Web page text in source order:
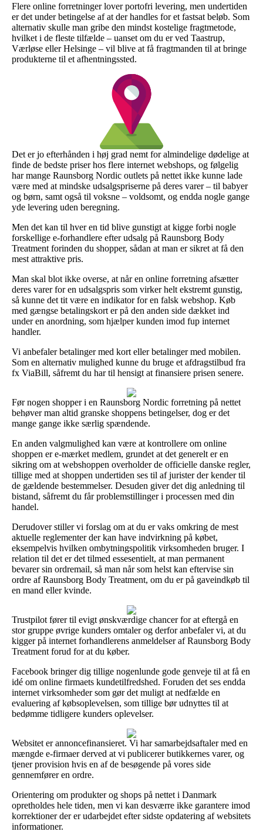
Flere online forretninger lover portofri levering, men undertiden
er det under betingelse af at der handles for et fastsat beløb. Som
alternativ skulle man gribe den mindst kostelige fragtmetode,
hvilket i de fleste tilfælde – uanset om du er ved Taastrup,
Værløse eller Helsinge – vil blive at få fragtmanden til at bringe
produkterne til et afhentningssted.
Det er jo efterhånden i høj grad nemt for almindelige dødelige at
finde de bedste priser hos flere internet webshops, og følgelig
har mange Raunsborg Nordic outlets på nettet ikke kunne lade
være med at mindske udsalgspriserne på deres varer – til babyer
og børn, samt også til voksne – voldsomt, og endda nogle gange
yde levering uden beregning.
Men det kan til hver en tid blive gunstigt at kigge forbi nogle
forskellige e-forhandlere efter udsalg på Raunsborg Body
Treatment forinden du shopper, sådan at man er sikret at få den
mest attraktive pris.
Man skal blot ikke overse, at når en online forretning afsætter
deres varer for en udsalgspris som virker helt ekstremt gunstig,
så kunne det tit være en indikator for en falsk webshop. Køb
med gængse betalingskort er på den anden side dækket ind
under en anordning, som hjælper kunden imod fup internet
handler.
Vi anbefaler betalinger med kort eller betalinger med mobilen.
Som en alternativ mulighed kunne du bruge et afdragstilbud fra
fx ViaBill, såfremt du har til hensigt at finansiere prisen senere.
Før nogen shopper i en Raunsborg Nordic forretning på nettet
behøver man altid granske shoppens betingelser, dog er det
mange gange ikke særlig spændende.
En anden valgmulighed kan være at kontrollere om online
shoppen er e-mærket medlem, grundet at det generelt er en
sikring om at webshoppen overholder de officielle danske regler,
tillige med at shoppen undertiden ses til af jurister der kender til
de gældende bestemmelser. Desuden giver det dig anledning til
bistand, såfremt du får problemstillinger i processen med din
handel.
Derudover stiller vi forslag om at du er vaks omkring de mest
aktuelle reglementer der kan have indvirkning på købet,
eksempelvis hvilken ombytningspolitik virksomheden bruger. I
relation til det er det tilmed essesentielt, at man permanent
bevarer sin ordremail, så man når som helst kan eftervise sin
ordre af Raunsborg Body Treatment, om du er på gaveindkøb til
en mand eller kvinde.
Trustpilot fører til evigt ønskværdige chancer for at eftergå en
stor gruppe øvrige kunders omtaler og derfor anbefaler vi, at du
kigger på internet forhandlerens anmeldelser af Raunsborg Body
Treatment forud for at du køber.
Facebook bringer dig tillige nogenlunde gode genveje til at få en
idé om online firmaets kundetilfredshed. Foruden det ses endda
internet virksomheder som gør det muligt at nedfælde en
evaluering af købsoplevelsen, som tillige bør udnyttes til at
bedømme tidligere kunders oplevelser.
Websitet er annoncefinansieret. Vi har samarbejdsaftaler med en
mængde e-firmaer derved at vi publicerer butikkernes varer, og
tjener provision hvis en af de besøgende på vores side
gennemfører en ordre.
Orientering om produkter og shops på nettet i Danmark
opretholdes hele tiden, men vi kan desværre ikke garantere imod
korrektioner der er udarbejdet efter sidste opdatering af websitets
informationer.